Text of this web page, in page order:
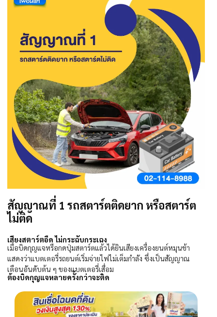
สัญญาณที่ 1 รถสตาร์ตติดยาก หรือสตาร์ต
ไม่ติด
เสียงสตาร์ตอืด ไม่กระฉับกระเฉง
เมื่อบิดกุญแจหรือกดปุ่มสตาร์ตแล้วได้ยินเสียงเครื่องยนต์หมุนช้า
แสดงว่าแบตเตอรี่รถยนต์เริ่มจ่ายไฟไม่เต็มกำลัง ซึ่งเป็นสัญญาณ
เตือนอันดับต้น ๆ ของแบตเตอรี่เสื่อม
ต้องบิดกุญแจหลายครั้งกว่าจะติด